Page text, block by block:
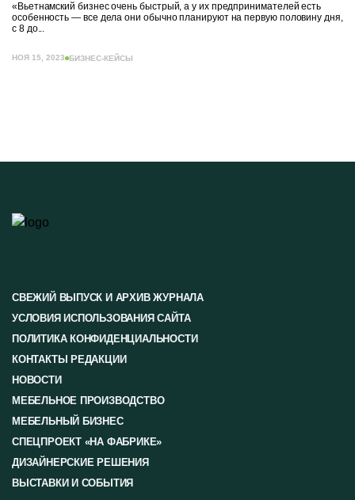
«Вьетнамский бизнес очень быстрый, а у их предпринимателей есть
особенность — все дела они обычно планируют на первую половину дня,
с 8 до...
НОЯ 15, 2023 БИЗНЕС-КЕЙСЫ
СВЕЖИЙ ВЫПУСК И АРХИВ ЖУРНАЛА
УСЛОВИЯ ИСПОЛЬЗОВАНИЯ САЙТА
ПОЛИТИКА КОНФИДЕНЦИАЛЬНОСТИ
КОНТАКТЫ РЕДАКЦИИ
НОВОСТИ
МЕБЕЛЬНОЕ ПРОИЗВОДСТВО
МЕБЕЛЬНЫЙ БИЗНЕС
СПЕЦПРОЕКТ «НА ФАБРИКЕ»
ДИЗАЙНЕРСКИЕ РЕШЕНИЯ
ВЫСТАВКИ И СОБЫТИЯ